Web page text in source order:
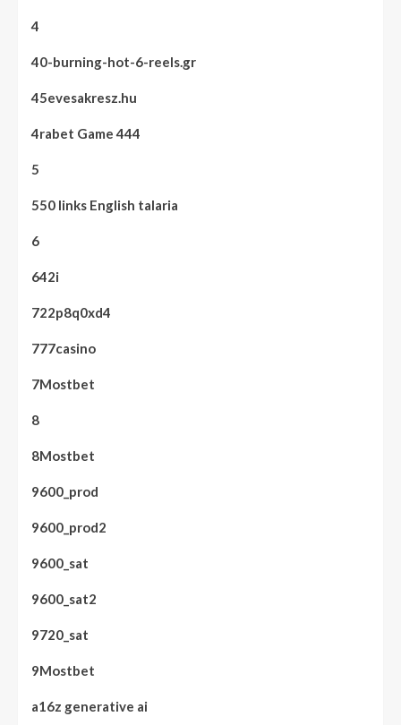
4
40-burning-hot-6-reels.gr
45evesakresz.hu
4rabet Game 444
5
550 links English talaria
6
642i
722p8q0xd4
777casino
7Mostbet
8
8Mostbet
9600_prod
9600_prod2
9600_sat
9600_sat2
9720_sat
9Mostbet
a16z generative ai